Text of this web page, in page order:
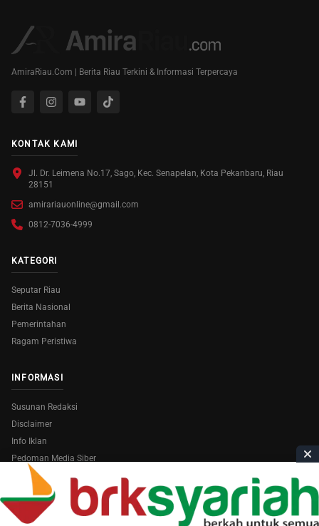
AmiraRiau.Com | Berita Riau Terkini & Informasi Terpercaya
KONTAK KAMI
Jl. Dr. Leimena No.17, Sago, Kec. Senapelan, Kota Pekanbaru, Riau
28151
amirariauonline@gmail.com
0812-7036-4999
KATEGORI
Seputar Riau
Berita Nasional
Pemerintahan
Ragam Peristiwa
INFORMASI
Susunan Redaksi
Disclaimer
Info Iklan
Pedoman Media Siber
Copyright © 2026 AmiraRiau.com . All Rights Reserved.